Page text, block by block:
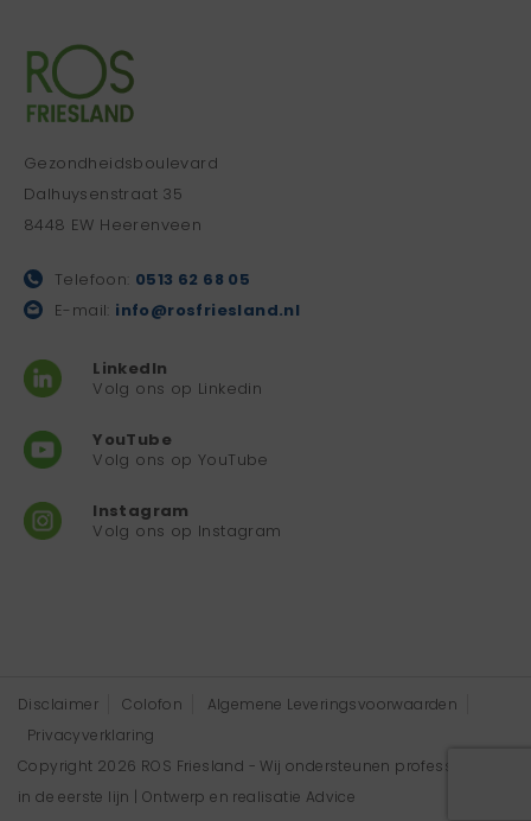
Gezondheidsboulevard
Dalhuysenstraat 35
8448 EW Heerenveen
Telefoon: 0513 62 68 05
E-mail: info@rosfriesland.nl
LinkedIn
Volg ons op Linkedin
YouTube
Volg ons op YouTube
Instagram
Volg ons op Instagram
Disclaimer Colofon
Algemene Leveringsvoorwaarden
Privacyverklaring
Copyright 2026 ROS Friesland - Wij ondersteunen professionals
in de eerste lijn | Ontwerp en realisatie Advice